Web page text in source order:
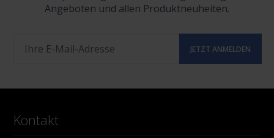
Angeboten und allen Produktneuheiten.
Kontakt